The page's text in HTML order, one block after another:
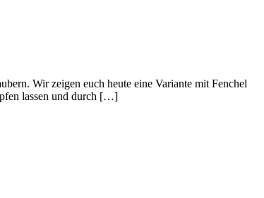
Wir zeigen euch heute eine Variante mit Fenchel
lassen und durch […]